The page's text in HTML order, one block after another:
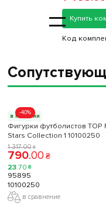
= Купить
Код
-40%
в наличии
Фигурки футболистов TOP
Stars Collection 1 10100250
1 317.00 ₴
790.00 ₴
23.70 ₴
95895
10100250
в сравнение